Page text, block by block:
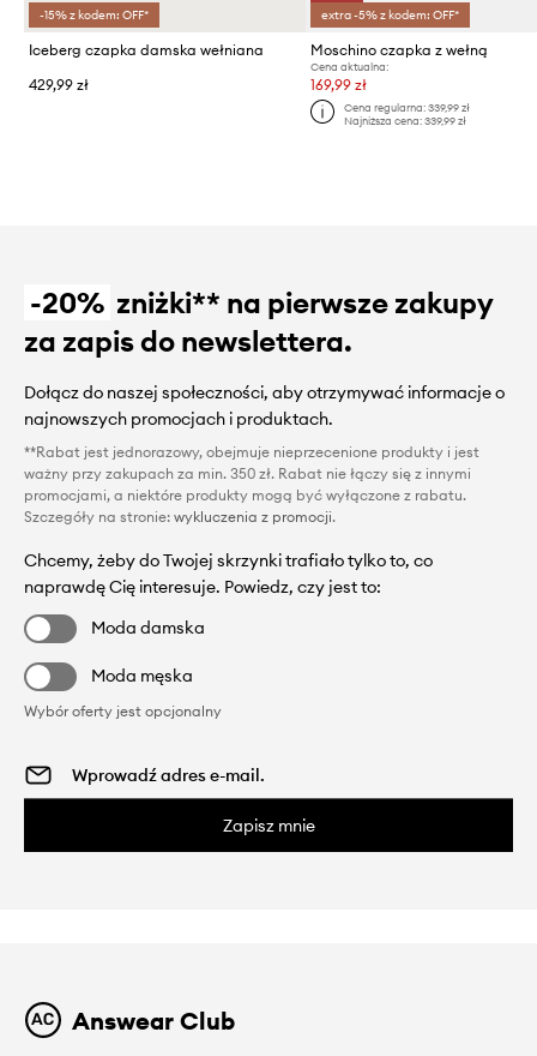
-15% z kodem: OFF*
Iceberg czapka damska wełniana
429,99 zł
extra -5% z kodem: OFF*
Moschino czapka z wełną
Cena aktualna:
169,99 zł
Cena regularna: 339,99 zł
Najniższa cena: 339,99 zł
-20% zniżki** na pierwsze zakupy
za zapis do newslettera.
Dołącz do naszej społeczności, aby otrzymywać informacje o
najnowszych promocjach i produktach.
**Rabat jest jednorazowy, obejmuje nieprzecenione produkty i jest
ważny przy zakupach za min. 350 zł. Rabat nie łączy się z innymi
promocjami, a niektóre produkty mogą być wyłączone z rabatu.
Szczegóły na stronie: wykluczenia z promocji.
Chcemy, żeby do Twojej skrzynki trafiało tylko to, co
naprawdę Cię interesuje. Powiedz, czy jest to:
Moda damska
Moda męska
Wybór oferty jest opcjonalny
Zapisz mnie
Answear Club